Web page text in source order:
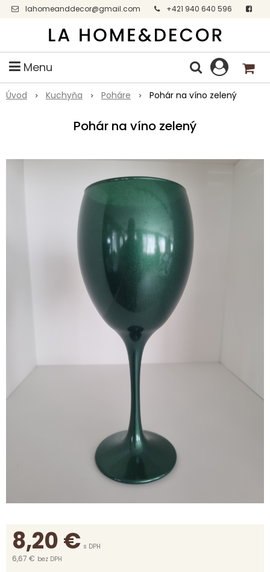
lahomeanddecor@gmail.com
+421 940 640 596
Facebook
Menu
Úvod Kuchyňa Poháre Pohár na víno zelený
Pohár na víno zelený
8,20€ s DPH
6,67 € bez DPH